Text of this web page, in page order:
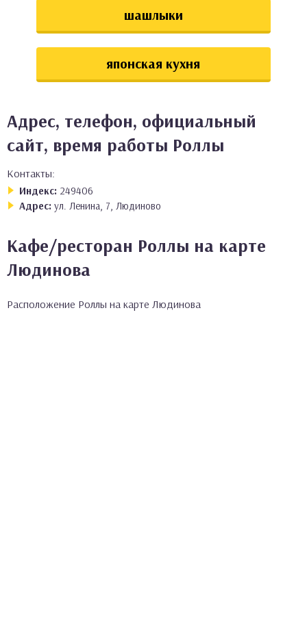
шашлыки
японская кухня
Адрес, телефон, официальный
сайт, время работы Роллы
Контакты:
Индекс: 249406
Адрес: ул. Ленина, 7, Людиново
Кафе/ресторан Роллы на карте
Людинова
Расположение Роллы на карте Людинова